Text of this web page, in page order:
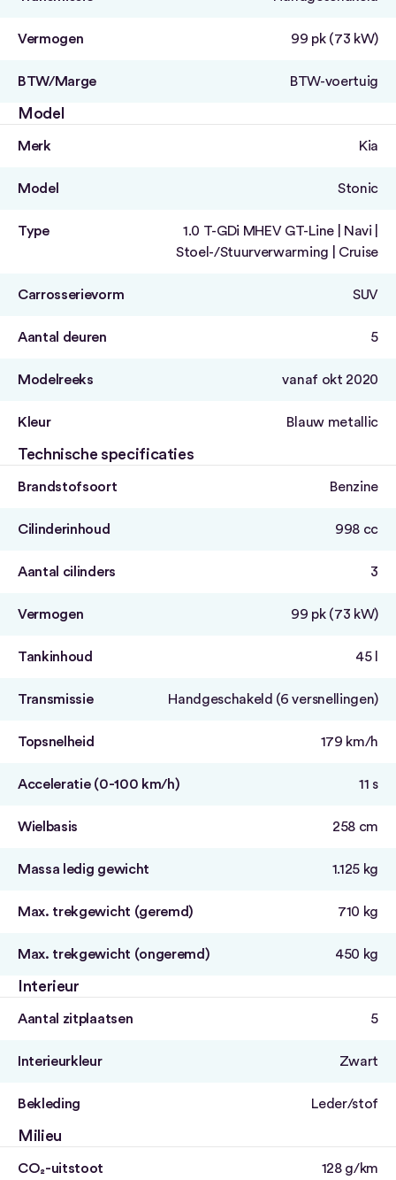
Vermogen 99 pk (73 kW)
BTW/Marge BTW-voertuig
Model
Merk Kia
Model Stonic
Type
1.0 T-GDi MHEV GT-Line | Navi |
Stoel-/Stuurverwarming | Cruise
Carrosserievorm SUV
Aantal deuren 5
Modelreeks vanaf okt 2020
Kleur Blauw metallic
Technische specificaties
Brandstofsoort Benzine
Cilinderinhoud 998 cc
Aantal cilinders 3
Vermogen 99 pk (73 kW)
Tankinhoud 45 l
Transmissie Handgeschakeld (6 versnellingen)
Topsnelheid 179 km/h
Acceleratie (0-100 km/h) 11 s
Wielbasis 258 cm
Massa ledig gewicht 1.125 kg
Max. trekgewicht (geremd) 710 kg
Max. trekgewicht (ongeremd) 450 kg
Interieur
Aantal zitplaatsen 5
Interieurkleur Zwart
Bekleding Leder/stof
Milieu
CO₂-uitstoot 128 g/km